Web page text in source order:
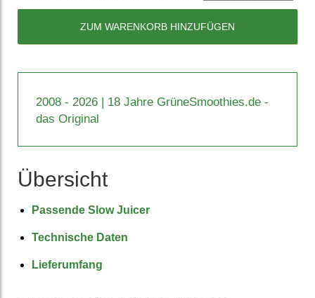
ZUM WARENKORB HINZUFÜGEN
2008 - 2026 | 18 Jahre GrüneSmoothies.de -
das Original
Übersicht
Passende Slow Juicer
Technische Daten
Lieferumfang